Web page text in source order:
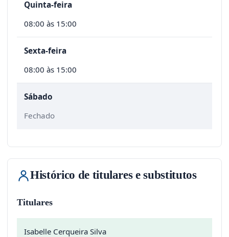
Quinta-feira
08:00 às 15:00
Sexta-feira
08:00 às 15:00
Sábado
Fechado
Histórico de titulares e substitutos
Titulares
Isabelle Cerqueira Silva